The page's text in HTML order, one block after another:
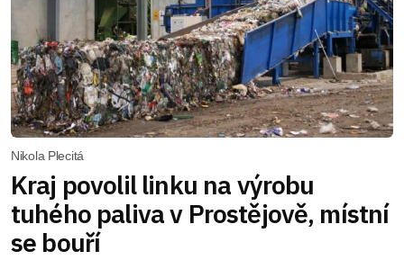
Nikola Plecitá
Kraj povolil linku na výrobu
tuhého paliva v Prostějově, místní
se bouří